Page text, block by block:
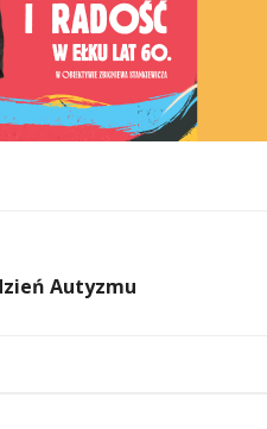
Autyzmu